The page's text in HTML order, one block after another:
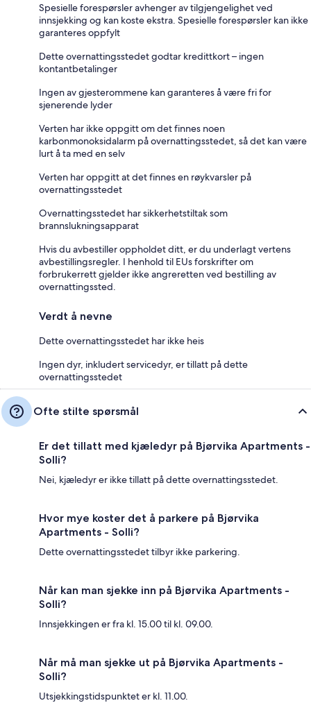
Spesielle forespørsler avhenger av tilgjengelighet ved
innsjekking og kan koste ekstra. Spesielle forespørsler kan ikke
garanteres oppfylt
Dette overnattingsstedet godtar kredittkort – ingen
kontantbetalinger
Ingen av gjesterommene kan garanteres å være fri for
sjenerende lyder
Verten har ikke oppgitt om det finnes noen
karbonmonoksidalarm på overnattingsstedet, så det kan være
lurt å ta med en selv
Verten har oppgitt at det finnes en røykvarsler på
overnattingsstedet
Overnattingsstedet har sikkerhetstiltak som
brannslukningsapparat
Hvis du avbestiller oppholdet ditt, er du underlagt vertens
avbestillingsregler. I henhold til EUs forskrifter om
forbrukerrett gjelder ikke angreretten ved bestilling av
overnattingssted.
Verdt å nevne
Dette overnattingsstedet har ikke heis
Ingen dyr, inkludert servicedyr, er tillatt på dette
overnattingsstedet
Ofte stilte spørsmål
Er det tillatt med kjæledyr på Bjørvika Apartments -
Solli?
Nei, kjæledyr er ikke tillatt på dette overnattingsstedet.
Hvor mye koster det å parkere på Bjørvika
Apartments - Solli?
Dette overnattingsstedet tilbyr ikke parkering.
Når kan man sjekke inn på Bjørvika Apartments -
Solli?
Innsjekkingen er fra kl. 15.00 til kl. 09.00.
Når må man sjekke ut på Bjørvika Apartments -
Solli?
Utsjekkingstidspunktet er kl. 11.00.